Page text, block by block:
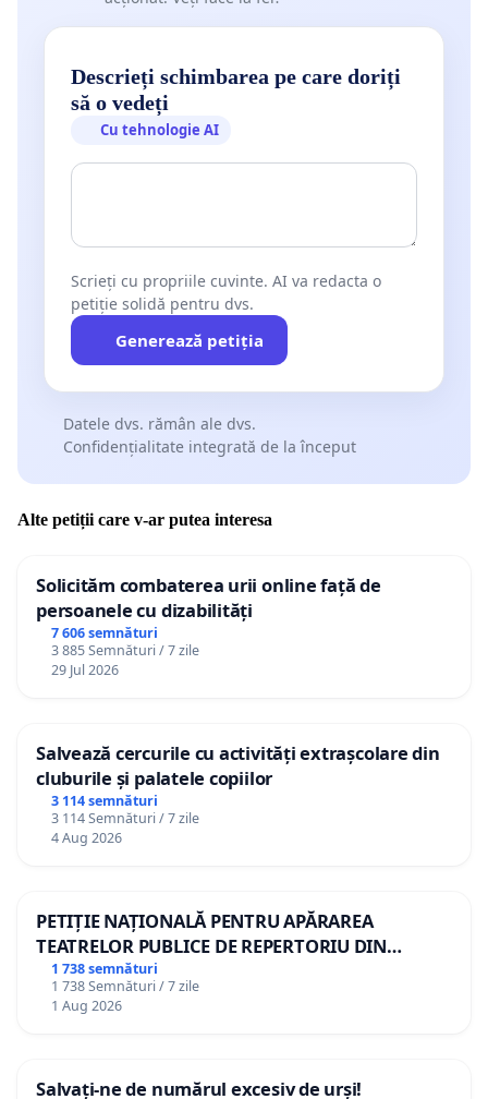
Descrieți schimbarea pe care doriți
să o vedeți
Cu tehnologie AI
Scrieți cu propriile cuvinte. AI va redacta o
petiție solidă pentru dvs.
Generează petiția
Datele dvs. rămân ale dvs.
Confidențialitate integrată de la început
Alte petiții care v-ar putea interesa
Solicităm combaterea urii online față de
persoanele cu dizabilități
7 606 semnături
3 885 Semnături / 7 zile
29 Jul 2026
Salvează cercurile cu activități extrașcolare din
cluburile și palatele copiilor
3 114 semnături
3 114 Semnături / 7 zile
4 Aug 2026
PETIȚIE NAȚIONALĂ PENTRU APĂRAREA
TEATRELOR PUBLICE DE REPERTORIU DIN
ROMÂNIA
1 738 semnături
1 738 Semnături / 7 zile
1 Aug 2026
Salvați-ne de numărul excesiv de urși!